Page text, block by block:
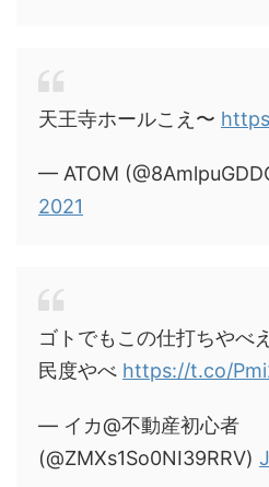
天王寺ホールこえ〜
— ATOM
2021
ゴトでもこの仕打ちやべ
民度やべ https://t.co/
— イカ@不動産初心者
(@ZMXs1So0NI39RRV)